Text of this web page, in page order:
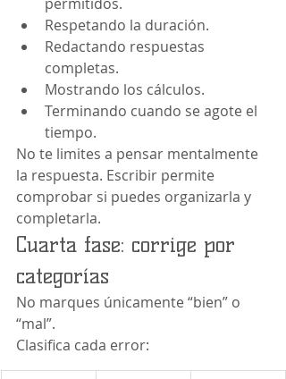
Respetando la duración.
Redactando respuestas
completas.
Mostrando los cálculos.
Terminando cuando se agote el
tiempo.
No te limites a pensar mentalmente
la respuesta. Escribir permite
comprobar si puedes organizarla y
completarla.
Cuarta fase: corrige por
categorías
No marques únicamente “bien” o
“mal”.
Clasifica cada error: